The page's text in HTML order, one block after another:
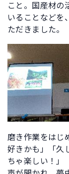
こと。国産材の
いることなどを
ただきました。
磨き作業をはじ
好きかも」「久
ちゃ楽しい！」